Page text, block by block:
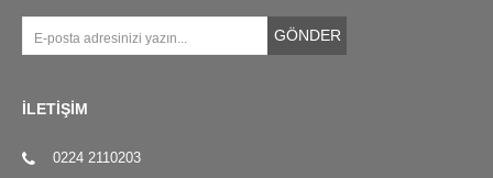
GÖNDER
İLETİŞİM
0224 2110203